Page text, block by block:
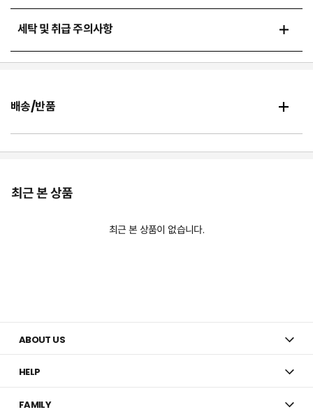
세탁 및 취급 주의사항
배송/반품
최근 본 상품
최근 본 상품이 없습니다.
ABOUT US
HELP
FAMILY